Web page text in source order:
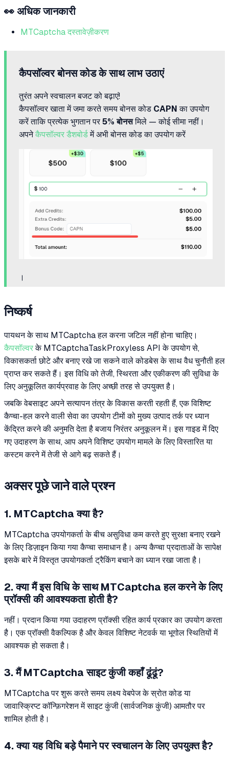
👀 अधिक जानकारी
MTCaptcha दस्तावेज़ीकरण
कैपसॉल्वर बोनस कोड के साथ लाभ उठाएं
तुरंत अपने स्वचालन बजट को बढ़ाएं!
कैपसॉल्वर खाता में जमा करते समय बोनस कोड CAPN का उपयोग
करें ताकि प्रत्येक भुगतान पर 5% बोनसमिले — कोई सीमा नहीं।
अपनेकैपसॉल्वर डैशबोर्डमें अभी बोनस कोड का उपयोग करें
।
निष्कर्ष
पायथन के साथ MTCaptcha हल करना जटिल नहीं होना चाहिए।
कैपसॉल्वरके MTCaptchaTaskProxyless API के उपयोग से,
विकासकर्ता छोटे और बनाए रखे जा सकने वाले कोडबेस के साथ वैध चुनौती हल
प्राप्त कर सकते हैं। इस विधि को तेजी, स्थिरता और एकीकरण की सुविधा के
लिए अनुकूलित कार्यप्रवाह के लिए अच्छी तरह से उपयुक्त है।
जबकि वेबसाइट अपने सत्यापन तंत्र के विकास करती रहती हैं, एक विशिष्ट
कैप्चा-हल करने वाली सेवा का उपयोग टीमों को मुख्य उत्पाद तर्क पर ध्यान
केंद्रित करने की अनुमति देता है बजाय निरंतर अनुकूलन में। इस गाइड में दिए
गए उदाहरण के साथ, आप अपने विशिष्ट उपयोग मामले के लिए विस्तारित या
कस्टम करने में तेजी से आगे बढ़ सकते हैं।
अक्सर पूछे जाने वाले प्रश्न
1. MTCaptcha क्या है?
MTCaptcha उपयोगकर्ता के बीच असुविधा कम करते हुए सुरक्षा बनाए रखने
के लिए डिज़ाइन किया गया कैप्चा समाधान है। अन्य कैप्चा प्रदाताओं के सापेक्ष
इसके बारे में विस्तृत उपयोगकर्ता ट्रैकिंग बचाने का ध्यान रखा जाता है।
2. क्या मैं इस विधि के साथ MTCaptcha हल करने के लिए
प्रॉक्सी की आवश्यकता होती है?
नहीं। प्रदान किया गया उदाहरण प्रॉक्सी रहित कार्य प्रकार का उपयोग करता
है। एक प्रॉक्सी वैकल्पिक है और केवल विशिष्ट नेटवर्क या भूगोल स्थितियों में
आवश्यक हो सकता है।
3. मैं MTCaptcha साइट कुंजी कहाँ ढूंढूं?
MTCaptcha पर शुरू करते समय लक्ष्य वेबपेज के स्रोत कोड या
जावास्क्रिप्ट कॉन्फ़िगरेशन में साइट कुंजी (सार्वजनिक कुंजी) आमतौर पर
शामिल होती है।
4. क्या यह विधि बड़े पैमाने पर स्वचालन के लिए उपयुक्त है?